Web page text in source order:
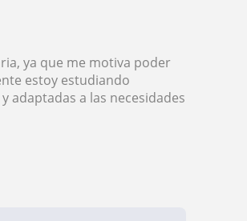
ya que me motiva poder
estoy estudiando
adaptadas a las necesidades